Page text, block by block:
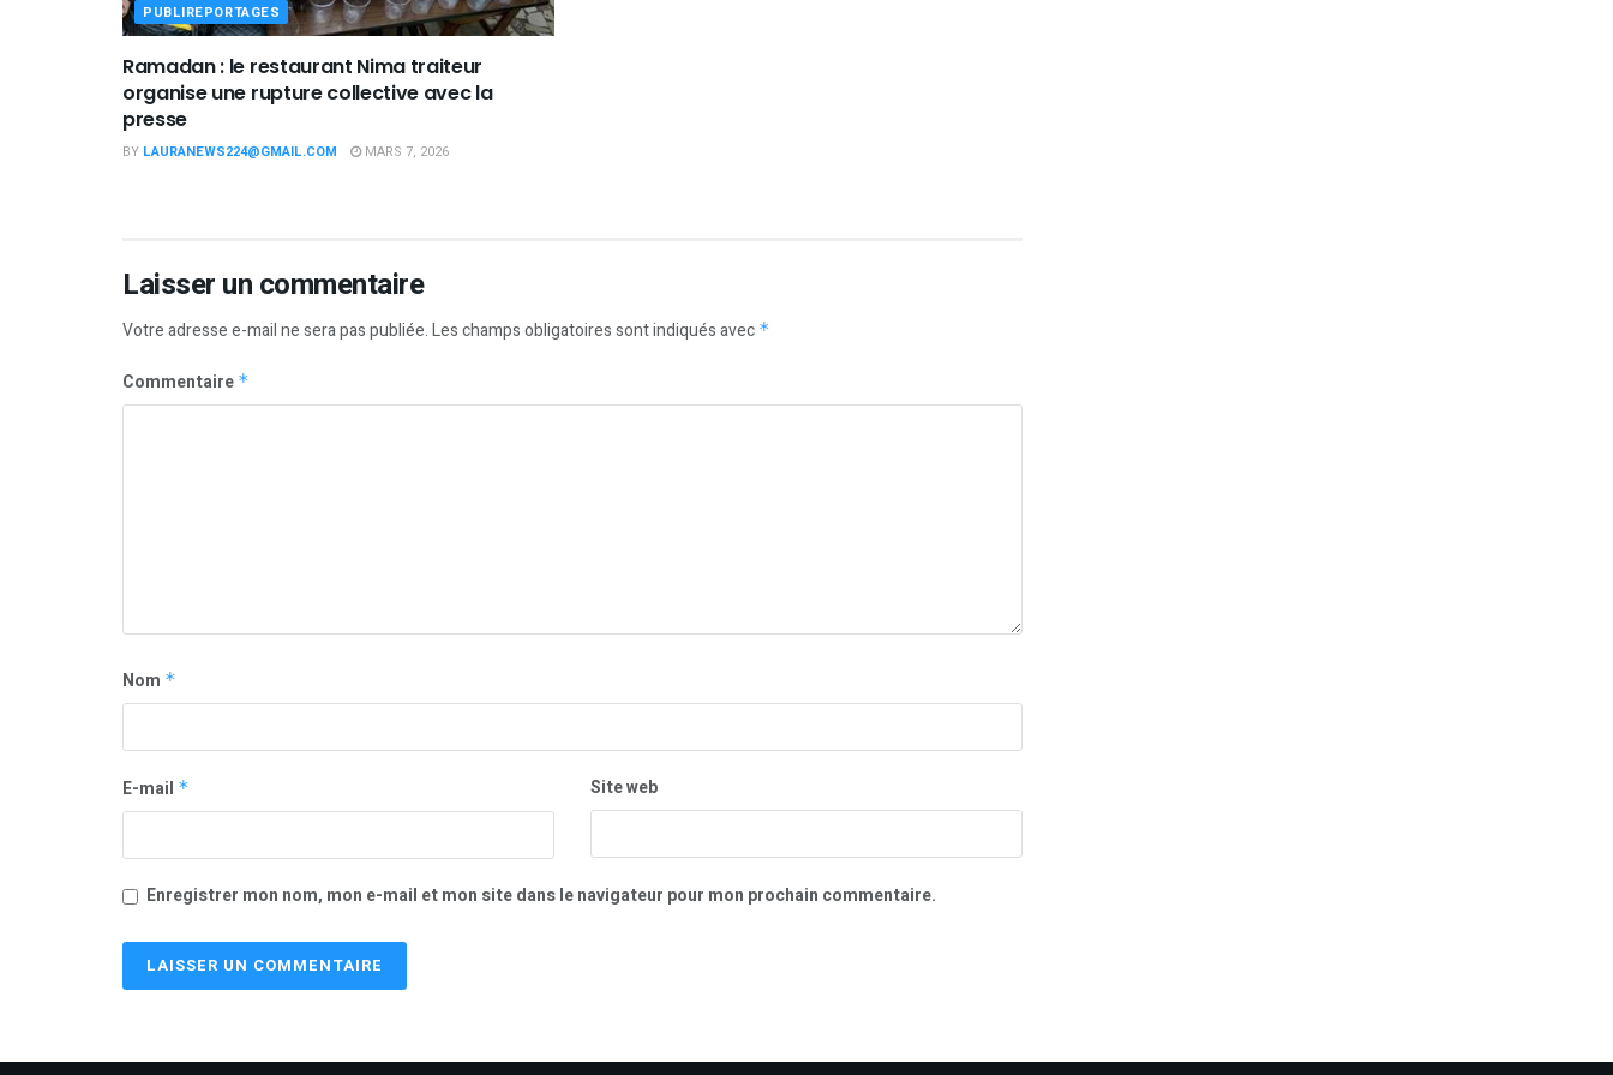
PUBLIREPORTAGES
Ramadan : le restaurant Nima traiteur
organise une rupture collective avec la
presse
BY LAURANEWS224@GMAIL.COM MARS 7, 2026
Laisser un commentaire
Votre adresse e-mail ne sera pas publiée.Les champs obligatoires sont indiqués avec *
Commentaire *
Nom *
E-mail * Site web
Enregistrer mon nom, mon e-mail et mon site dans le navigateur pour mon prochain commentaire.